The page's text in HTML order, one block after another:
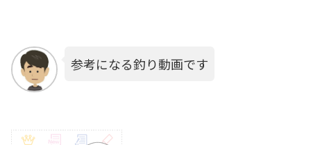
参考になる釣り動画です